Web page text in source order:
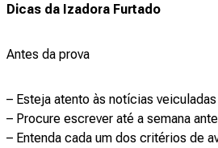
Dicas da Izadora Furtado
Antes da prova
– Esteja atento às notícias
– Procure escrever até a semana
– Entenda cada um dos critérios de